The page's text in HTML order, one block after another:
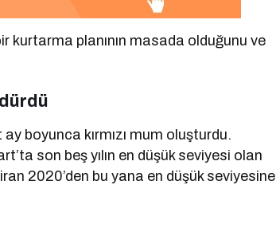
kurtarma planının masada olduğunu ve
boyunca kırmızı mum oluşturdu.
son beş yılın en düşük seviyesi olan
2020’den bu yana en düşük seviyesine